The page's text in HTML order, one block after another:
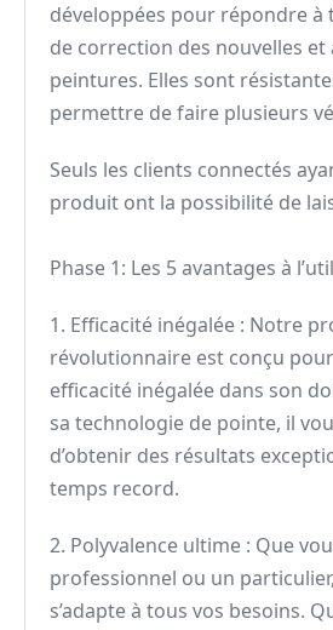
développées pour répondre à
de correction des nouvelles et
peintures. Elles sont
permettre de faire plusieurs
Seuls les clients connectés
produit ont la possibilité de
Phase 1: Les 5 avantages à
1. Efficacité inégalée : Notre
révolutionnaire est conçu
efficacité inégalée dans son
sa technologie de pointe, il
d’obtenir des résultats
temps record.
2. Polyvalence ultime : Que
professionnel ou un
s’adapte à tous vos besoins.